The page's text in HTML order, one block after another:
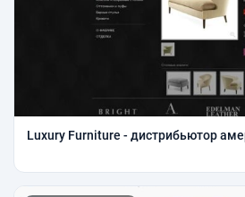
Luxury Furniture - дистрибьютор